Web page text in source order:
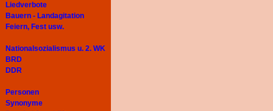
Liedverbote
Bauern - Landagitation
Feiern, Fest usw.
Nationalsozialismus u. 2. WK
BRD
DDR
Personen
Synonyme